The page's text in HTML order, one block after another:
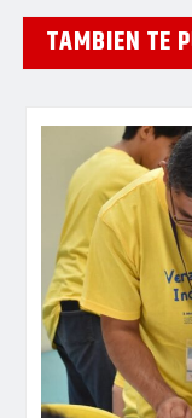
TAMBIEN TE